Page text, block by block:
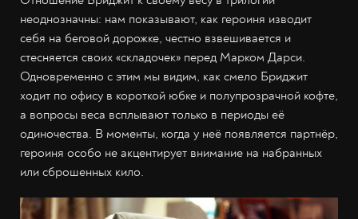
неоднозначны: нам показывают, как героиня изводит
себя на беговой дорожке, честно взвешивается и
стесняется своих «складочек» перед Марком Дарси.
Одновременно с этим мы видим, как смело Бриджит
ходит по офису в короткой юбке и полупрозрачной кофте,
а вопросы веса всплывают только в периоды её
одиночества. В моменты, когда у неё появляется партнёр,
героиня особо не акцентирует внимание на набранных
или сброшенных кило.